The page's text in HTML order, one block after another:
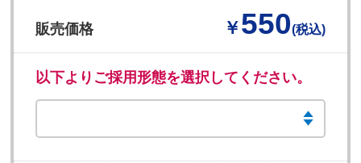
販売価格 ￥550(税込)
以下よりご採用形態を選択してください。